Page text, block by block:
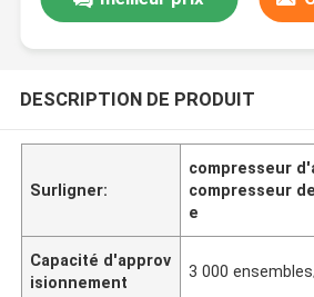
DESCRIPTION DE PRODUIT
Surligner:
compresseur
compresseur
e
Capacité d'approv
isionnement
3 000